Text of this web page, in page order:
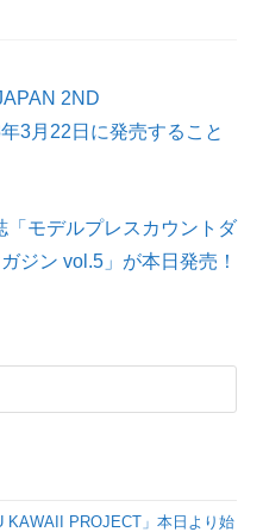
2ND
3月22日に発売すること
「モデルプレスカウントダ
ジン vol.5」が本日発売！
KAWAII PROJECT」本日より始